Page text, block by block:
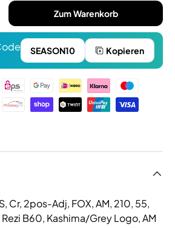
Zum Warenkorb
SEASON10 Kopieren
Cr, 2pos-Adj, FOX, AM, 210, 55,
B60, Kashima/Grey Logo, AM